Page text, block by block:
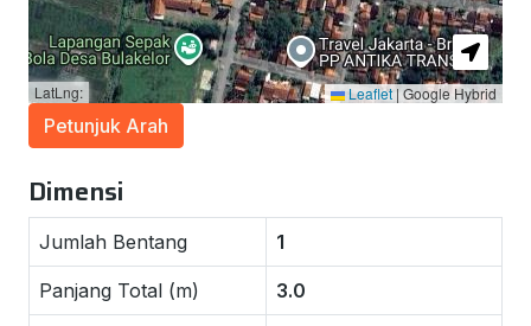
LatLng: Leaflet |Google Hybrid
Petunjuk Arah
Dimensi
Jumlah Bentang 1
Panjang Total (m) 3.0